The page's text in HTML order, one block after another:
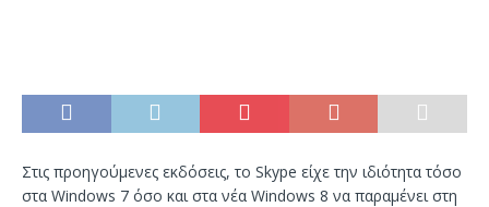
Στις προηγούμενες εκδόσεις, το Skype είχε την ιδιότητα τόσο
στα Windows 7 όσο και στα νέα Windows 8 να παραμένει στη